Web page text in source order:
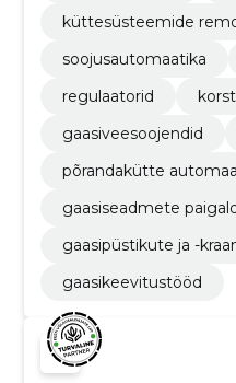
küttesüsteemide
soojusautomaatika
regulaatorid
gaasiveesoojendid
põrandakütte
gaasiseadmete
gaasipüstikute ja -
gaasikeevitustööd